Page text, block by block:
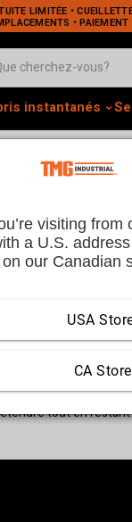
LIMITÉE •
• PAIEMENT
instantanés
pour chien
| TMG Industrial
de compagnie un
aux chenilsde
et la sécurité,
à vos animaux
tout en
pour votre jardin
sont conçus
tout en assurant
visiting from
a U.S.
on our Canadian
USA
CA Store